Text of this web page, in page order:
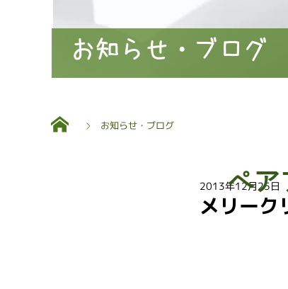
お知らせ・ブログ
お知らせ・ブログ
メリー
2013年12月25日
ペア